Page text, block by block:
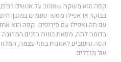
קפה הוא משקה שאהוב על אנשים רבים,
בבוקר או אפילו מספר פעמים במשך
עם תה ואפילו עם סירופים. קפה הוא
בדומה לתה, מפאת כמות הזנים המרובה
קפה נחשבים לאמנות בפני עצמה,
של מגדלים.